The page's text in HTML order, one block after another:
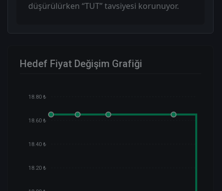
düşürülürken “TUT” tavsiyesi korunuyor.
Hedef Fiyat Değişim Grafiği
18.80 ₺
18.60 ₺
18.40 ₺
18.20 ₺